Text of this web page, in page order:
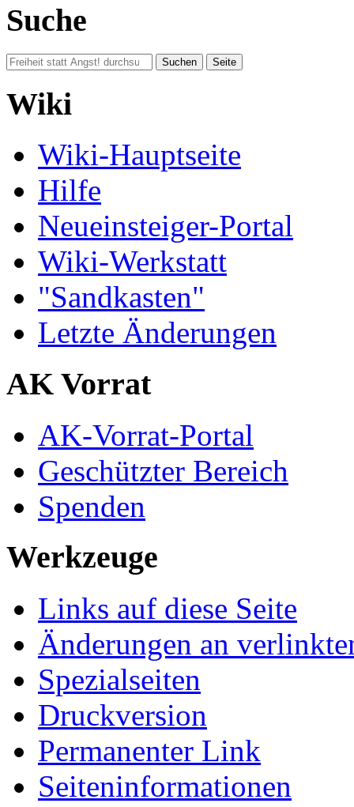
Suche
Wiki
Wiki-Hauptseite
Hilfe
Neueinsteiger-Portal
Wiki-Werkstatt
"Sandkasten"
Letzte Änderungen
AK Vorrat
AK-Vorrat-Portal
Geschützter Bereich
Spenden
Werkzeuge
Links auf diese Seite
Änderungen an
Spezialseiten
Druckversion
Permanenter Link
Seiten­­informationen